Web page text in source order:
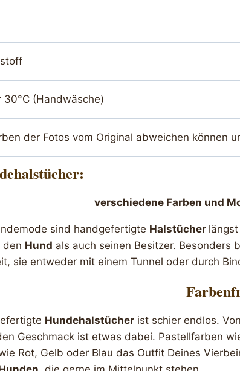
30°C (Handwäsche)
der Fotos vom Original abweichen können
verschiedene Farben und
sind handgefertigte Halstücher
den Hund als auch seinen Besitzer. Besonders
sie entweder mit einem Tunnel oder durch
Hundehalstücher ist schier endlos.
Geschmack ist etwas dabei. Pastellfarben
Rot, Gelb oder Blau das Outfit Deines